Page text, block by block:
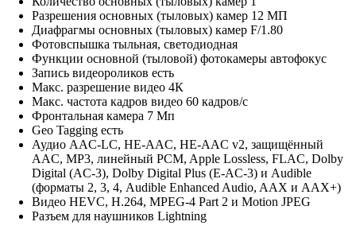
Разрешения основных (тыловых) камер 12 МП
Диафрагмы основных (тыловых) камер F/1.80
Фотовспышка тыльная, светодиодная
Функции основной (тыловой) фотокамеры автофокус
Запись видеороликов есть
Макс. разрешение видео 4К
Макс. частота кадров видео 60 кадров/с
Фронтальная камера 7 Мп
Geo Tagging есть
Аудио AAC‑LC, HE‑AAC, HE‑AAC v2, защищённый
AAC, MP3, линейный PCM, Apple Lossless, FLAC, Dolby
Digital (AC‑3), Dolby Digital Plus (E‑AC‑3) и Audible
(форматы 2, 3, 4, Audible Enhanced Audio, AAX и AAX+)
Видео HEVC, H.264, MPEG‑4 Part 2 и Motion JPEG
Разъем для наушников Lightning